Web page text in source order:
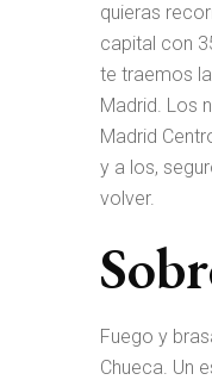
quieras
capital con
te traemos
Madrid. Los
Madrid
y a los,
volver.
Fuego y
Chueca. Un